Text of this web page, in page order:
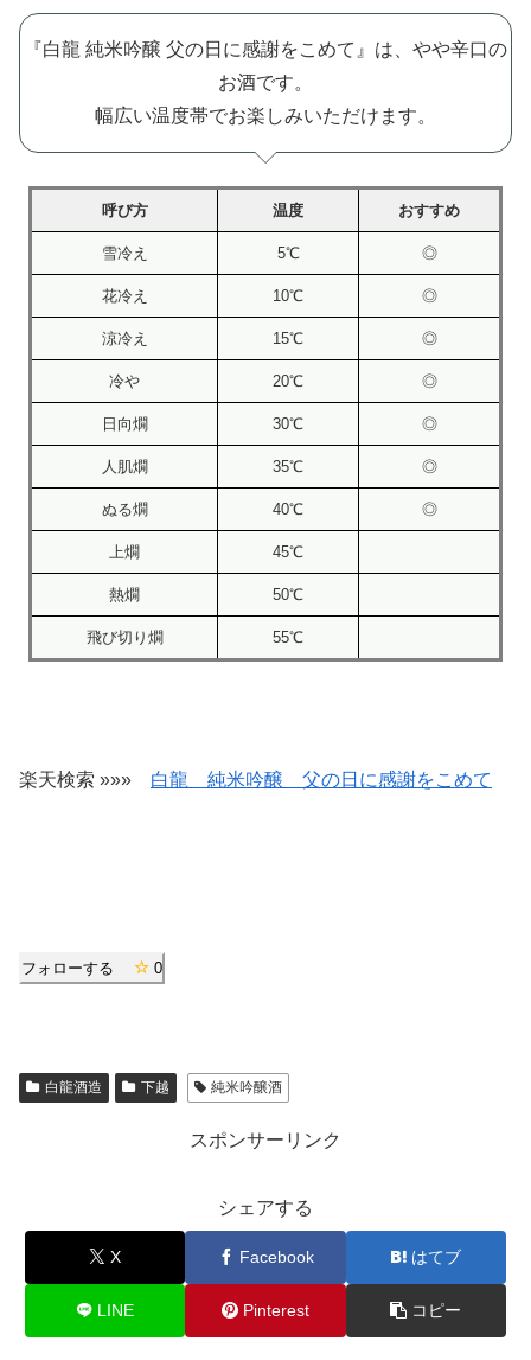
『白龍 純米吟醸 父の日に感謝をこめて』は、やや辛口の
お酒です。
幅広い温度帯でお楽しみいただけます。
呼び方 温度 おすすめ
雪冷え 5℃ ◎
花冷え 10℃ ◎
涼冷え 15℃ ◎
冷や 20℃ ◎
日向燗 30℃ ◎
人肌燗 35℃ ◎
ぬる燗 40℃ ◎
上燗 45℃
熱燗 50℃
飛び切り燗 55℃
楽天検索 »»» 白龍 純米吟醸 父の日に感謝をこめて
フォローする 0
白龍酒造 下越 純米吟醸酒
スポンサーリンク
シェアする
X Facebook はてブ
LINE Pinterest コピー